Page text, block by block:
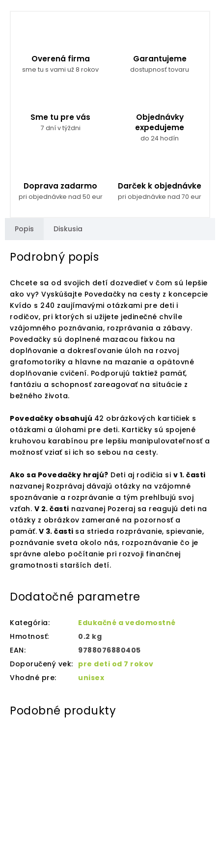
Overená firma
sme tu s vami už 8 rokov
Garantujeme
dostupnosť tovaru
Sme tu pre vás
7 dní v týždni
Objednávky
expedujeme
do 24 hodín
Doprava zadarmo
pri objednávke nad 50 eur
Darček k objednávke
pri objednávke nad 70 eur
Popis Diskusia
Podrobný popis
Chcete sa od svojich detí dozvedieť v čom sú lepšie
ako vy? Vyskúšajte Povedačky na cesty z koncepcie
Kvído s 240 zaujímavými otázkami pre deti i
rodičov, pri ktorých si užijete jedinečné chvíle
vzájomného poznávania, rozprávania a zábavy.
Povedačky sú doplnené mazacou fixkou na
doplňovanie a dokresľovanie úloh na rozvoj
grafomotoriky a hlavne na mazanie a opätovné
doplňovanie cvičení. Podporujú taktiež pamäť,
fantáziu a schopnosť zareagovať na situácie z
bežného života.
Povedačky obsahujú 42 obrázkových kartičiek s
otázkami a úlohami pre deti. Kartičky sú spojené
kruhovou karabínou pre lepšiu manipulovateľnosť a
možnosť vziať si ich so sebou na cesty.
Ako sa Povedačky hrajú? Deti aj rodičia si v 1. časti
nazvanej Rozprávaj dávajú otázky na vzájomné
spoznávanie a rozprávanie a tým prehlbujú svoj
vzťah. V 2. časti nazvanej Pozeraj sa reagujú deti na
otázky z obrázkov zamerané na pozornosť a
pamäť. V 3. časti sa strieda rozprávanie, spievanie,
poznávanie sveta okolo nás, rozpoznávanie čo je
správne alebo počítanie pri rozvoji finančnej
gramotnosti starších detí.
Dodatočné parametre
Kategória:
Edukačné a vedomostné
Hmotnosť:
0.2 kg
EAN:
9788076880405
Doporučený vek: pre deti od 7 rokov
Vhodné pre: unisex